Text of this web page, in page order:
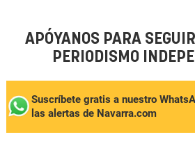
APÓYANOS PARA
PERIODISMO
Suscríbete gratis a nuestro
las alertas de Navarra.com